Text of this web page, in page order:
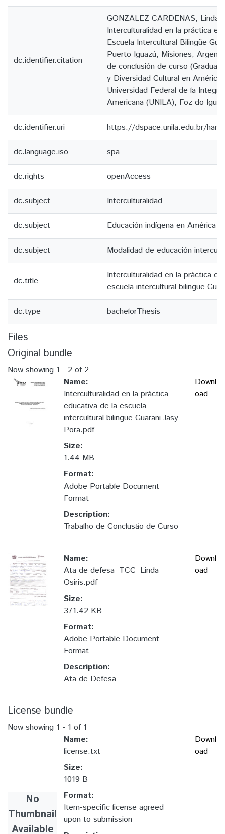
dc.identifier.citation
GONZALEZ CARDENAS, Linda
Interculturalidad en la práctica
Escuela Intercultural Bilingüe
Puerto Iguazú, Misiones,
de conclusión de curso
y Diversidad Cultural en América
Universidad Federal de la
Americana (UNILA), Foz do
dc.identifier.uri https://dspace.unila.edu.br/
dc.language.iso spa
dc.rights openAccess
dc.subject Interculturalidad
dc.subject Educación indígena en América
dc.subject Modalidad de educación
dc.title
Interculturalidad en la práctica
escuela intercultural bilingüe
dc.type bachelorThesis
Files
Original bundle
Now showing 1 - 2 of 2
Name:
Interculturalidad en la práctica
educativa de la escuela
intercultural bilingüe Guarani Jasy
Pora.pdf
Size:
1.44 MB
Format:
Adobe Portable Document
Format
Description:
Trabalho de Conclusão de Curso
Downl
oad
Name:
Ata de defesa_TCC_Linda
Osiris.pdf
Size:
371.42 KB
Format:
Adobe Portable Document
Format
Description:
Ata de Defesa
Downl
oad
License bundle
Now showing 1 - 1 of 1
No
Thumbnail
Available
Name:
license.txt
Size:
1019 B
Format:
Item-specific license agreed
upon to submission
Downl
oad